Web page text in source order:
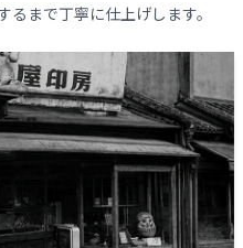
まで丁寧に仕上げします。